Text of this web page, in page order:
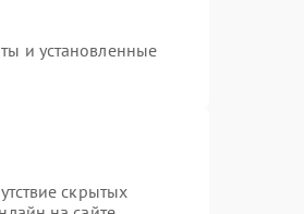
и установленные
скрытых